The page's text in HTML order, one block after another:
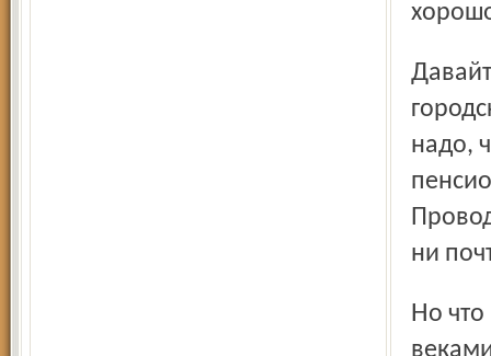
Давайте подумаем: 18 квадратных метров на человека в
надо,
ни
Но что их, таёжных жителей, вырванных из привычной,